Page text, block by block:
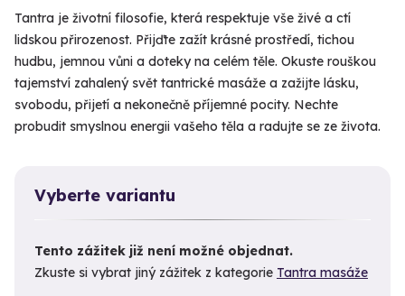
Tantra je životní filosofie, která respektuje vše živé a ctí
lidskou přirozenost. Přijďte zažít krásné prostředí, tichou
hudbu, jemnou vůni a doteky na celém těle. Okuste rouškou
tajemství zahalený svět tantrické masáže a zažijte lásku,
svobodu, přijetí a nekonečně příjemné pocity. Nechte
probudit smyslnou energii vašeho těla a radujte se ze života.
Vyberte variantu
Tento zážitek již není možné objednat.
Zkuste si vybrat jiný zážitek z kategorie Tantra masáže